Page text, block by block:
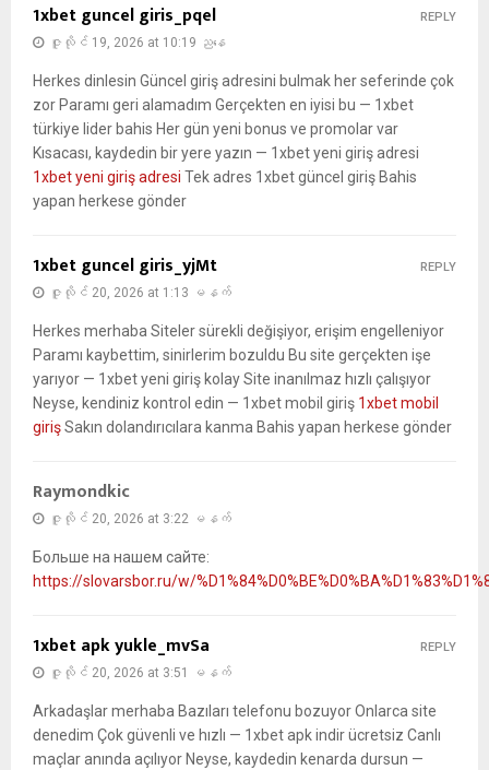
1xbet guncel giris_pqel
ဇူလိုင် 19, 2026 at 10:19 ညနေ
Herkes dinlesin Güncel giriş adresini bulmak her seferinde çok
zor Paramı geri alamadım Gerçekten en iyisi bu — 1xbet
türkiye lider bahis Her gün yeni bonus ve promolar var
Kısacası, kaydedin bir yere yazın — 1xbet yeni giriş adresi
1xbet yeni giriş adresi Tek adres 1xbet güncel giriş Bahis
yapan herkese gönder
REPLY
1xbet guncel giris_yjMt
ဇူလိုင် 20, 2026 at 1:13 မနက်
Herkes merhaba Siteler sürekli değişiyor, erişim engelleniyor
Paramı kaybettim, sinirlerim bozuldu Bu site gerçekten işe
yarıyor — 1xbet yeni giriş kolay Site inanılmaz hızlı çalışıyor
Neyse, kendiniz kontrol edin — 1xbet mobil giriş 1xbet mobil
girişSakın dolandırıcılara kanma Bahis yapan herkese gönder
REPLY
Raymondkic
ဇူလိုင် 20, 2026 at 3:22 မနက်
Больше на нашем сайте:
https://slovarsbor.ru/w/
1xbet apk yukle_mvSa
ဇူလိုင် 20, 2026 at 3:51 မနက်
Arkadaşlar merhaba Bazıları telefonu bozuyor Onlarca site
denedim Çok güvenli ve hızlı — 1xbet apk indir ücretsiz Canlı
maçlar anında açılıyor Neyse, kaydedin kenarda dursun —
REPLY